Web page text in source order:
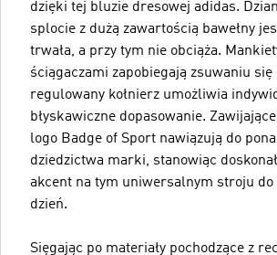
dzięki tej bluzie dresowej adidas.
splocie z dużą zawartością bawełny
trwała, a przy tym nie obciąża.
ściągaczami zapobiegają zsuwaniu się
regulowany kołnierz umożliwia
błyskawiczne dopasowanie.
logo Badge of Sport nawiązują do
dziedzictwa marki, stanowiąc
akcent na tym uniwersalnym stroju do
dzień.
Sięgając po materiały pochodzące z